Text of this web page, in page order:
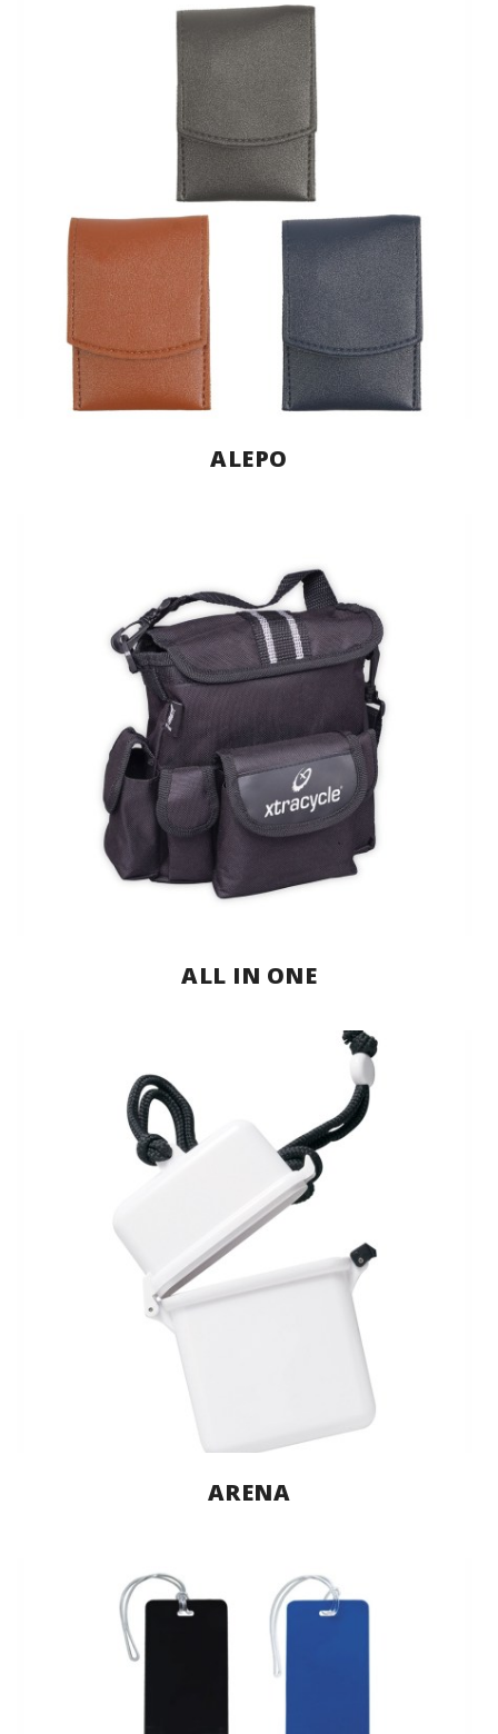
ALEPO
ALL IN ONE
ARENA